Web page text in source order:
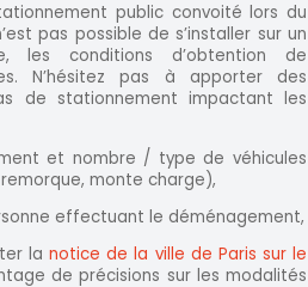
public convoité lors du
pas possible de s’installer sur un
les conditions d’obtention de
N’hésitez pas à apporter des
de stationnement impactant les
et nombre / type de véhicules
monte charge),
effectuant le déménagement,
lanotice de la ville de Paris sur le
de précisions sur les modalités